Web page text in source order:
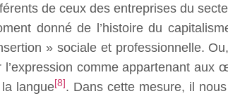
de ceux des entreprises du
donné de l’histoire du
» sociale et professionnelle.
comme appartenant aux
langue[8] . Dans cette mesure, il